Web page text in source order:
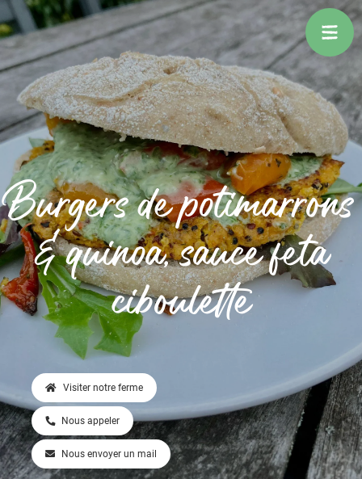
Burgers de potimarrons
& quinoa, sauce feta
ciboulette
Visiter notre ferme
Nous appeler
Nous envoyer un mail